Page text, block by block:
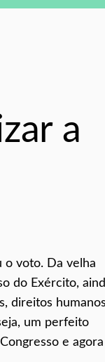
a
o voto. Da velha
do Exército,
direitos
um perfeito
e agora